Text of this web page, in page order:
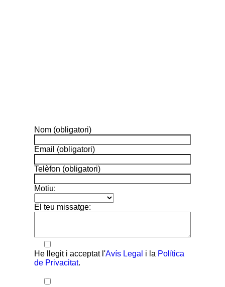
Nom (obligatori)
Email (obligatori)
Telèfon (obligatori)
Motiu:
El teu missatge:
He llegit i acceptat l'Avís Legal i la Política
de Privacitat.